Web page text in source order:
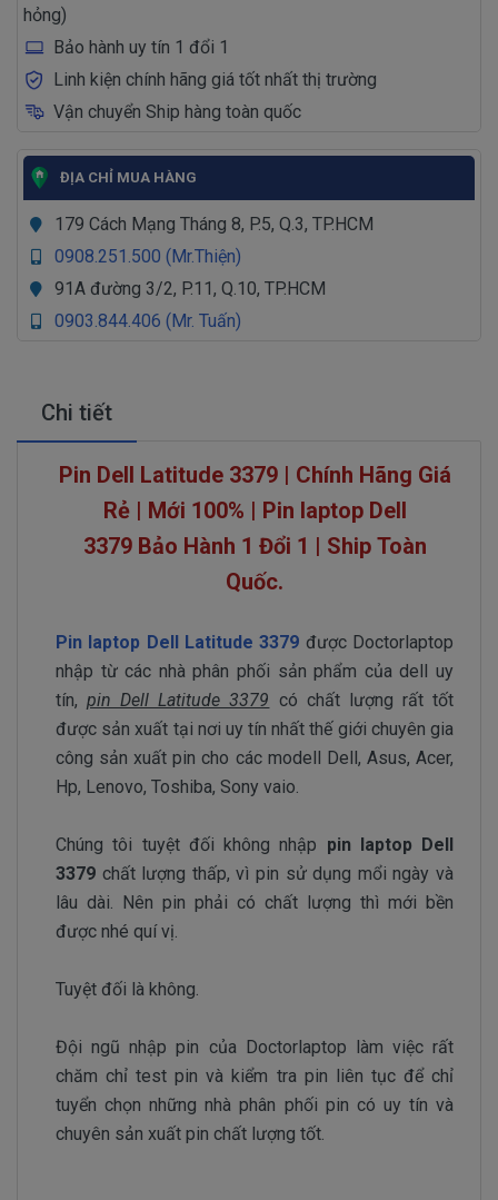
hỏng)
Bảo hành uy tín 1 đổi 1
Linh kiện chính hãng giá tốt nhất thị trường
Vận chuyển Ship hàng toàn quốc
ĐỊA CHỈ MUA HÀNG
179 Cách Mạng Tháng 8, P.5, Q.3, TP.HCM
0908.251.500 (Mr.Thiện)
91A đường 3/2, P.11, Q.10, TP.HCM
0903.844.406 (Mr. Tuấn)
Chi tiết
Pin Dell Latitude 3379 | Chính Hãng Giá
Rẻ | Mới 100% | Pin laptop Dell
3379 Bảo Hành 1 Đổi 1 | Ship Toàn
Quốc.
Pin laptop Dell Latitude 3379 được Doctorlaptop
nhập từ các nhà phân phối sản phẩm của dell uy
tín,pin Dell Latitude 3379 có chất lượng rất tốt
được sản xuất tại nơi uy tín nhất thế giới chuyên gia
công sản xuất pin cho các modell Dell, Asus, Acer,
Hp, Lenovo, Toshiba, Sony vaio.
Chúng tôi tuyệt đối không nhập pin laptop Dell
3379 chất lượng thấp, vì pin sử dụng mổi ngày và
lâu dài. Nên pin phải có chất lượng thì mới bền
được nhé quí vị.
Tuyệt đối là không.
Đội ngũ nhập pin của Doctorlaptop làm việc rất
chăm chỉ test pin và kiểm tra pin liên tục để chỉ
tuyển chọn những nhà phân phối pin có uy tín và
chuyên sản xuất pin chất lượng tốt.